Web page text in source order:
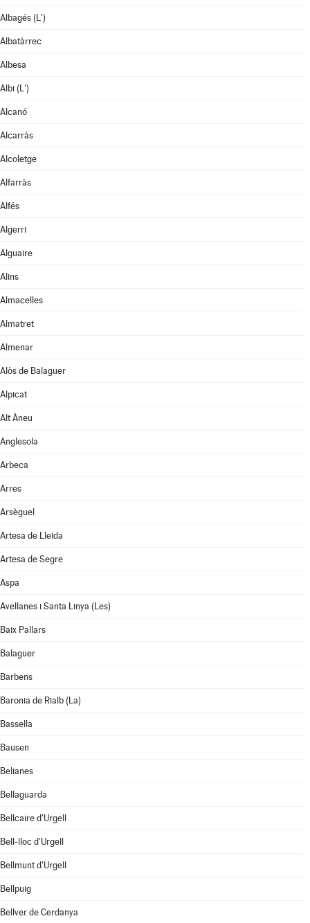
Albagés (L')
Albatàrrec
Albesa
Albi (L')
Alcanó
Alcarràs
Alcoletge
Alfarràs
Alfés
Algerri
Alguaire
Alins
Almacelles
Almatret
Almenar
Alòs de Balaguer
Alpicat
Alt Àneu
Anglesola
Arbeca
Arres
Arsèguel
Artesa de Lleida
Artesa de Segre
Aspa
Avellanes i Santa Linya (Les)
Baix Pallars
Balaguer
Barbens
Baronia de Rialb (La)
Bassella
Bausen
Belianes
Bellaguarda
Bellcaire d'Urgell
Bell-lloc d'Urgell
Bellmunt d'Urgell
Bellpuig
Bellver de Cerdanya